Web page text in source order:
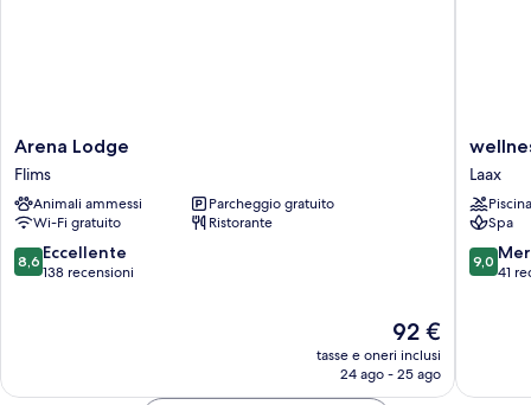
Arena
Lodge
Flims
Arena Lodge
Flims
Animali ammessi
Parcheggio gratuito
Wi-Fi gratuito
Ristorante
8.6
su
8,6 Eccellente
138 recensioni
Il
prezzo
attuale
92 €
tasse e oneri inclusi
24 ago - 25 ago
Laax
Laax
Piscina
Spa
9.0
su
9,0
41